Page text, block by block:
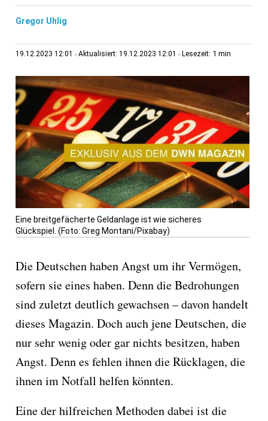
Gregor Uhlig
19.12.2023 12:01 Aktualisiert: 19.12.2023 12:01 Lesezeit: 1 min
Eine breitgefächerte Geldanlage ist wie sicheres
Glückspiel. (Foto: Greg Montani/Pixabay)
Die Deutschen haben Angst um ihr Vermögen,
sofern sie eines haben. Denn die Bedrohungen
sind zuletzt deutlich gewachsen – davon handelt
dieses Magazin. Doch auch jene Deutschen, die
nur sehr wenig oder gar nichts besitzen, haben
Angst. Denn es fehlen ihnen die Rücklagen, die
ihnen im Notfall helfen könnten.
Eine der hilfreichen Methoden dabei ist die